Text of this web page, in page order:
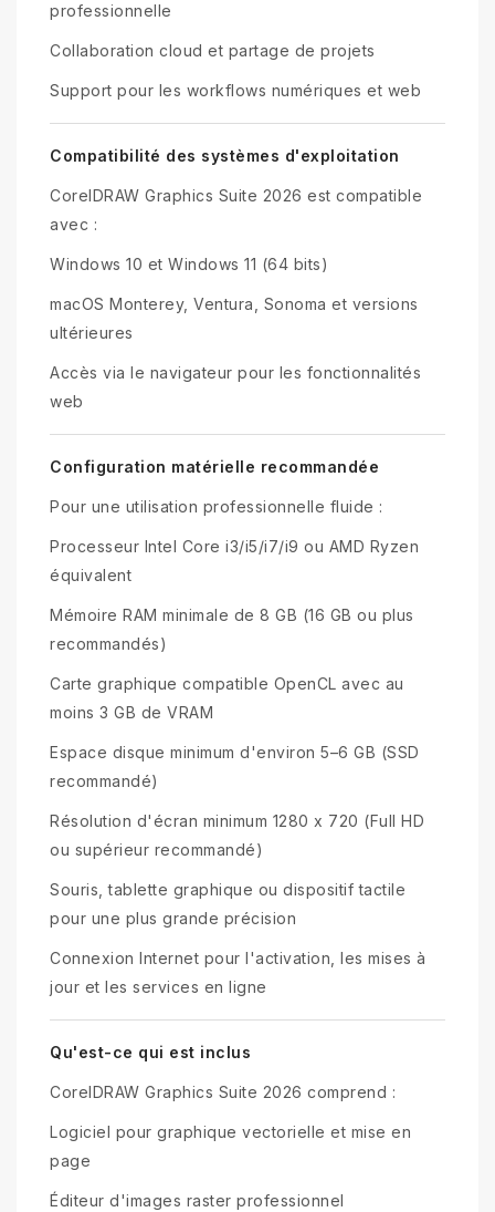
professionnelle
Collaboration cloud et partage de projets
Support pour les workflows numériques et web
Compatibilité des systèmes d'exploitation
CorelDRAW Graphics Suite 2026 est compatible
avec :
Windows 10 et Windows 11 (64 bits)
macOS Monterey, Ventura, Sonoma et versions
ultérieures
Accès via le navigateur pour les fonctionnalités
web
Configuration matérielle recommandée
Pour une utilisation professionnelle fluide :
Processeur Intel Core i3/i5/i7/i9 ou AMD Ryzen
équivalent
Mémoire RAM minimale de 8 GB (16 GB ou plus
recommandés)
Carte graphique compatible OpenCL avec au
moins 3 GB de VRAM
Espace disque minimum d'environ 5–6 GB (SSD
recommandé)
Résolution d'écran minimum 1280 x 720 (Full HD
ou supérieur recommandé)
Souris, tablette graphique ou dispositif tactile
pour une plus grande précision
Connexion Internet pour l'activation, les mises à
jour et les services en ligne
Qu'est-ce qui est inclus
CorelDRAW Graphics Suite 2026 comprend :
Logiciel pour graphique vectorielle et mise en
page
Éditeur d'images raster professionnel